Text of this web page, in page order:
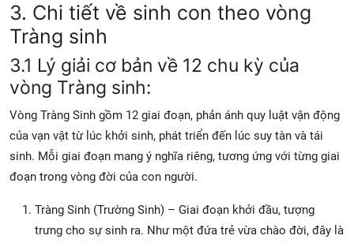
3. Chi tiết về sinh con theo vòng
Tràng sinh
3.1 Lý giải cơ bản về 12 chu kỳ của
vòng Tràng sinh:
Vòng Tràng Sinh gồm 12 giai đoạn, phản ánh quy luật vận động
của vạn vật từ lúc khởi sinh, phát triển đến lúc suy tàn và tái
sinh. Mỗi giai đoạn mang ý nghĩa riêng, tương ứng với từng giai
đoạn trong vòng đời của con người.
Tràng Sinh (Trường Sinh) – Giai đoạn khởi đầu, tượng
trưng cho sự sinh ra. Như một đứa trẻ vừa chào đời, đây là